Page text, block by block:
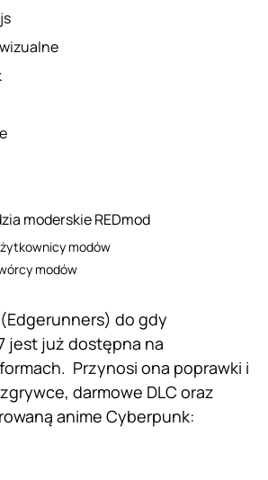
moderskie REDmod
modów
modów
do gdy
jest już dostępna na
Przynosi ona poprawki i
darmowe DLC oraz
anime Cyberpunk: